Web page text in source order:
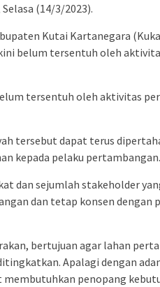
(14/3/2023).
Kutai Kartanegara
belum tersentuh oleh
tersentuh oleh aktivitas
tersebut dapat terus
kepada pelaku pertambangan.
dan sejumlah stakeholder
dan tetap konsen dengan
bertujuan agar lahan
Apalagi dengan
penopang